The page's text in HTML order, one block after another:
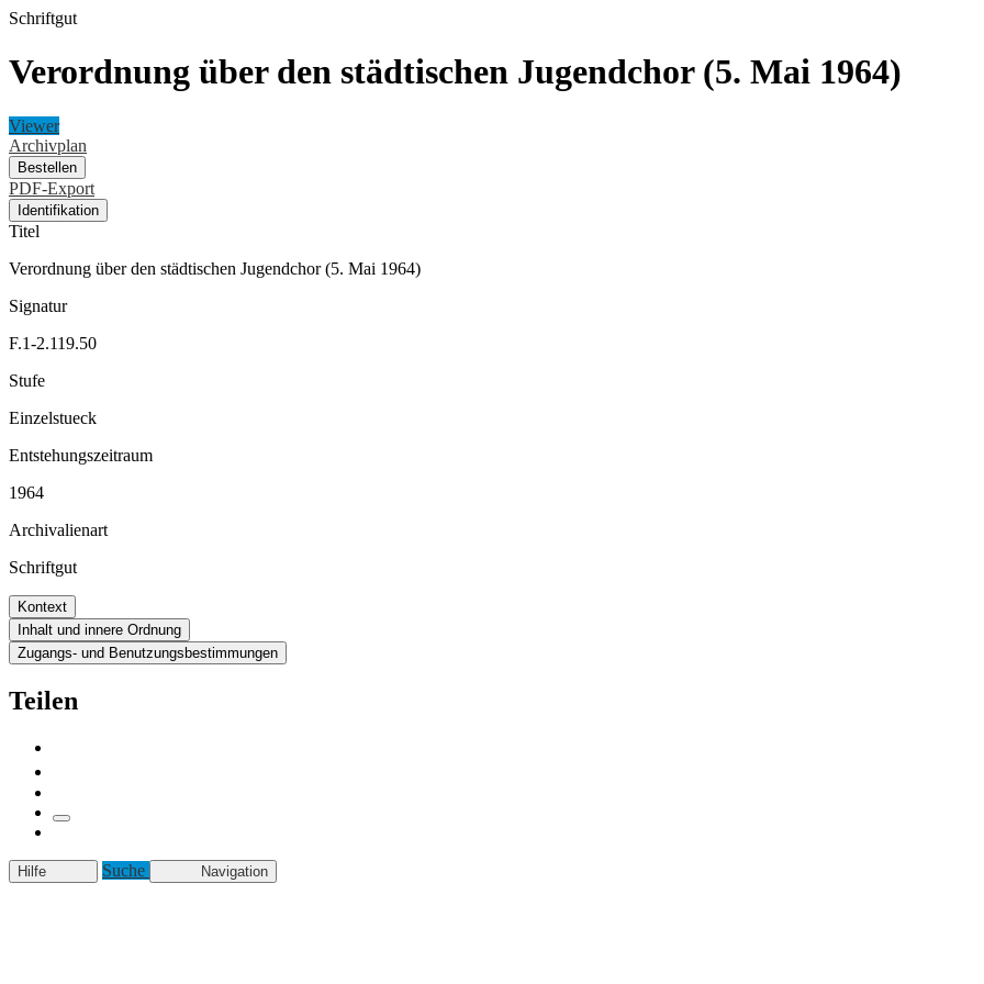
Schriftgut
Verordnung über den städtischen Jugendchor (5. Mai 1964)
Viewer
Archivplan
Bestellen
PDF-Export
Identifikation
Titel
Verordnung über den städtischen Jugendchor (5. Mai 1964)
Signatur
F.1-2.119.50
Stufe
Einzelstueck
Entstehungszeitraum
1964
Archivalienart
Schriftgut
Kontext
Inhalt und innere Ordnung
Zugangs- und Benutzungsbestimmungen
Teilen
Hilfe Suche Navigation